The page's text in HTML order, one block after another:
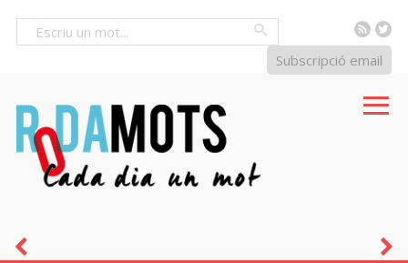
RSS
Subscripció email
somada